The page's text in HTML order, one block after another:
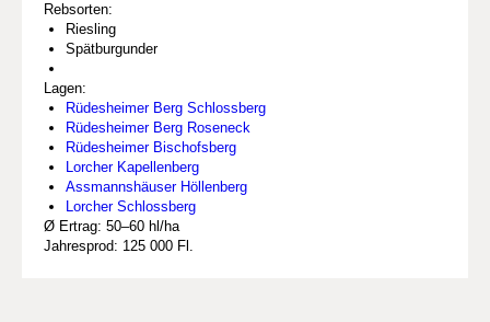
Rebsorten:
Riesling
Spätburgunder
Lagen:
Rüdesheimer Berg Schlossberg
Rüdesheimer Berg Roseneck
Rüdesheimer Bischofsberg
Lorcher Kapellenberg
Assmannshäuser Höllenberg
Lorcher Schlossberg
Ø Ertrag: 50–60 hl/ha
Jahresprod: 125 000 Fl.